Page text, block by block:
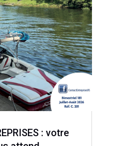
: votre